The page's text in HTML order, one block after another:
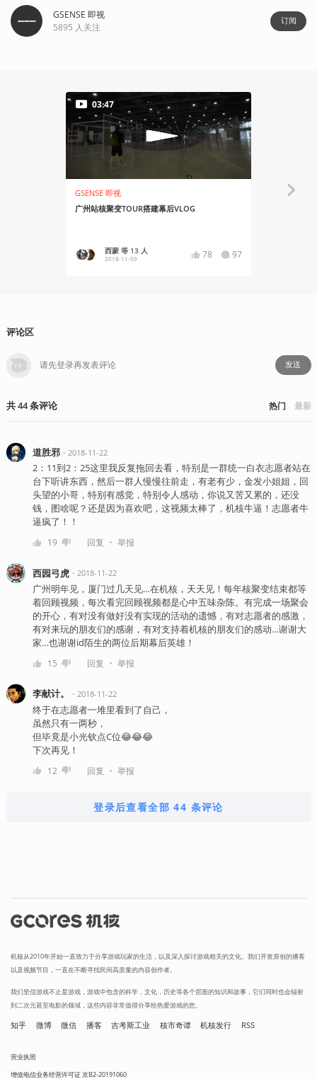
GSENSE 即视
5895 人关注
订阅
03:47
GSENSE 即视
广州站核聚变TOUR搭建幕后VLOG
西蒙 等 13 人
2018-11-09 78 97
有感而发
评论区
发送
共44条评论 热门 最新
道胜邪・ 2018-11-22
2：11到2：25这里我反复拖回去看，特别是一群统一白衣志愿者站在
台下听讲东西，然后一群人慢慢往前走，有老有少，金发小姐姐，回
头望的小哥，特别有感觉，特别令人感动，你说又苦又累的，还没
钱，图啥呢？还是因为喜欢吧，这视频太棒了，机核牛逼！志愿者牛
逼疯了！！
19 回复 ・ 举报
西园弓虎・ 2018-11-22
广州明年见，厦门过几天见…在机核，天天见！每年核聚变结束都等
着回顾视频，每次看完回顾视频都是心中五味杂陈。有完成一场聚会
的开心，有对没有做好没有实现的活动的遗憾，有对志愿者的感激，
有对来玩的朋友们的感谢，有对支持着机核的朋友们的感动…谢谢大
家…也谢谢id陌生的两位后期幕后英雄！
15 回复 ・ 举报
李献计。 ・ 2018-11-22
终于在志愿者一堆里看到了自己，
虽然只有一两秒，
但毕竟是小光钦点C位😂😂😂
下次再见！
12 回复 ・ 举报
登录后查看全部 44 条评论
机核从2010年开始一直致力于分享游戏玩家的生活，以及深入探讨游戏相关的文化。我们开发原创的播客
以及视频节目，一直在不断寻找民间高质量的内容创作者。
我们坚信游戏不止是游戏，游戏中包含的科学，文化，历史等各个层面的知识和故事，它们同时也会辐射
到二次元甚至电影的领域，这些内容非常值得分享给热爱游戏的您。
知乎 微博 微信 播客 吉考斯工业 核市奇谭 机核发行 RSS
营业执照
增值电信业务经营许可证 京B2-20191060